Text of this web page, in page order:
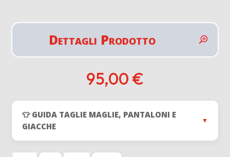
Dettagli Prodotto
95,00 €
👕 GUIDA TAGLIE MAGLIE, PANTALONI E
GIACCHE
▼